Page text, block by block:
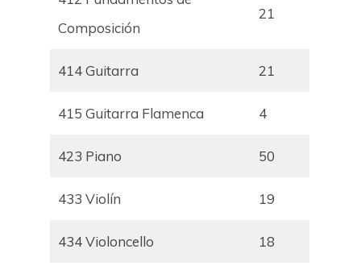
Composición
21
414 Guitarra 21
415 Guitarra Flamenca 4
423 Piano 50
433 Violín 19
434 Violoncello 18